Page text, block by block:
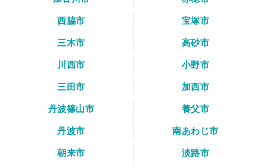
西脇市
宝塚市
三木市
高砂市
川西市
小野市
三田市
加西市
丹波篠山市
養父市
丹波市
南あわじ市
朝来市
淡路市